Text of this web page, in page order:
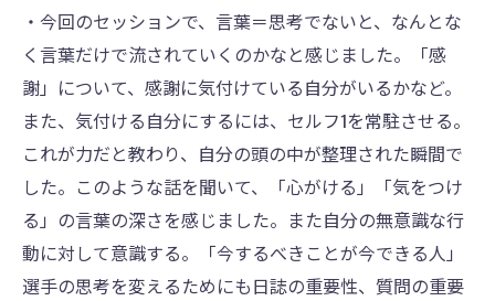
・今回のセッションで、言葉＝思考でないと、なんとな
く言葉だけで流されていくのかなと感じました。「感
謝」について、感謝に気付けている自分がいるかなど。
また、気付ける自分にするには、セルフ1を常駐させる。
これが力だと教わり、自分の頭の中が整理された瞬間で
した。このような話を聞いて、「心がける」「気をつけ
る」の言葉の深さを感じました。また自分の無意識な行
動に対して意識する。「今するべきことが今できる人」
選手の思考を変えるためにも日誌の重要性、質問の重要